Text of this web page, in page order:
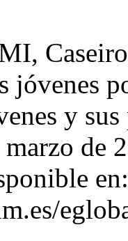
jóvenes
y
de
en: